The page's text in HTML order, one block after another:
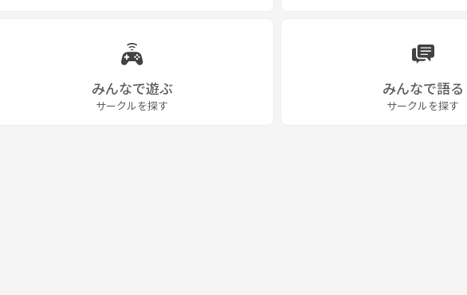
みんなで遊ぶ
サークルを探す
みんなで語る
サークルを探す